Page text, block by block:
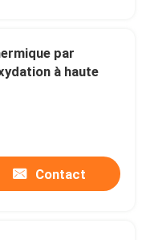
par
à haute
Contact